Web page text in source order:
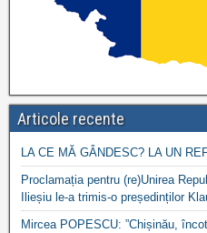
Articole recente
LA CE MĂ GÂNDESC? LA UN
Proclamația pentru (re)Unirea
Ilieșiu le-a trimis-o președinților
Mircea POPESCU: ”Chișinău,